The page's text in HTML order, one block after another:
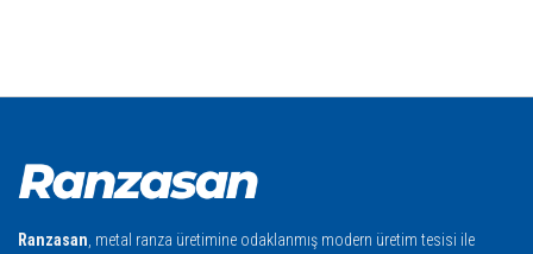
Ranzasan, metal ranza üretimine odaklanmış modern üretim tesisi ile